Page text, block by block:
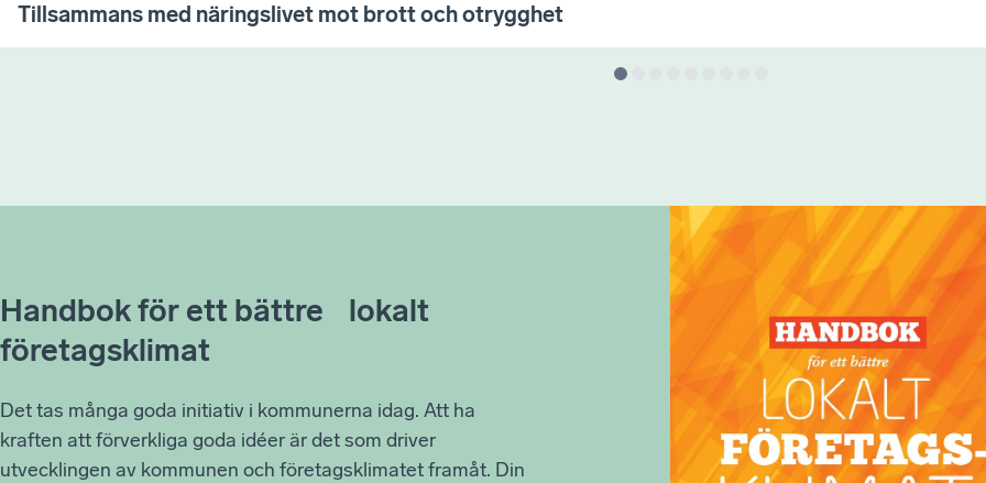
Tillsammans med näringslivet mot brott och otrygghet
Handbok för ett bättre lokalt
företagsklimat
Det tas många goda initiativ i kommunerna idag. Att ha
kraften att förverkliga goda idéer är det som driver
utvecklingen av kommunen och företagsklimatet framåt. Din